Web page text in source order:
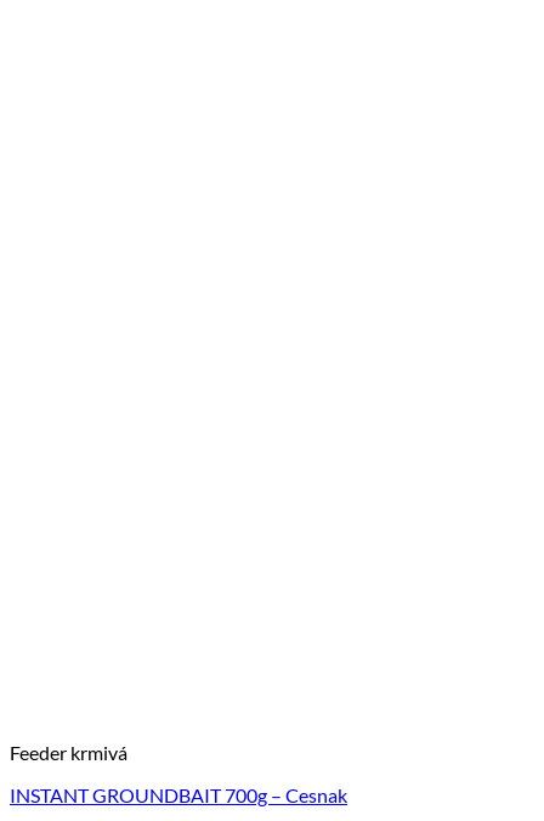
Feeder krmivá
INSTANT GROUNDBAIT 700g – Cesnak